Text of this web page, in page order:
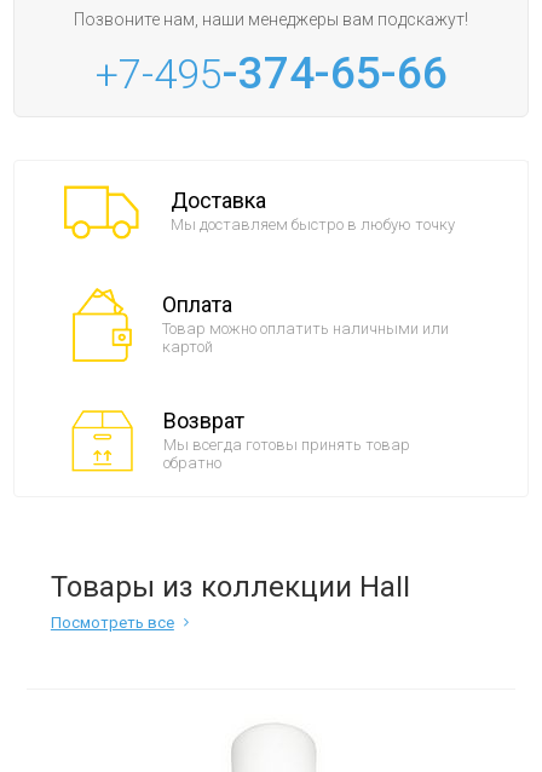
Позвоните нам, наши менеджеры вам подскажут!
+7-495-374-65-66
Доставка
Мы доставляем быстро в любую точку
Оплата
Товар можно оплатить наличными или
картой
Возврат
Мы всегда готовы принять товар
обратно
Товары из коллекции Hall
Посмотреть все